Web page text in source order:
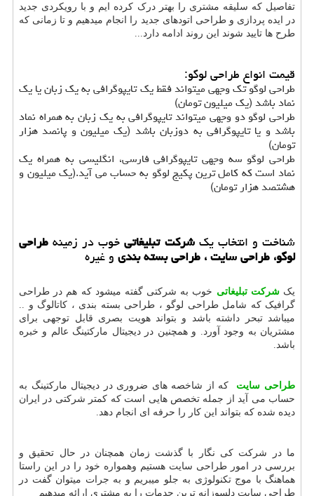
تفاصیل که سلیقه مشتری را بهتر درک کرده ایم و با رویکردی جدید
در ایده پردازی و طراحی اتودهای جدید را انجام میدهیم و تا زمانی که
طرح ها تایید شوند این روند ادامه دارد...
قیمت انواع طراحی لوگو:
طراحی لوگو تک وجهی میتواند فقط یک تایپوگرافی به یک زبان یا یک
نماد باشد (یک میلیون تومان)
طراحی لوگو دو وجهی میتواند تایپوگرافی به یک زبان به همراه نماد
باشد و یا تایپوگرافی به دوزبان باشد (یک میلیون و پانصد هزار
تومان)
طراحی لوگو سه وجهی تایپوگرافی فارسی، انگلیسی به همراه یک
نماد است که کامل ترین پکیج لوگو به حساب می آید.(یک میلیون و
هشتصد هزار تومان)
شناخت و انتخاب یکشرکت تبلیغاتیخوب در زمینهطراحی
لوگو، طراحی سایت ، طراحی بسته بندیو غیره
یکشرکت تبلیغاتی خوب به شرکتی گفته میشود که هم در طراحی
گرافیک که شامل طراحی لوگو ، طراحی بسته بندی ، کاتالوگ و ..
میباشد تبحر داشته باشد و بتواند هویت بصری قابل توجهی برای
مشتریان به وجود آورد. و همچنین در دیجیتال مارکتینگ عالم و خبره
باشد.
طراحی سایت که از شاخصه های ضروری در دیجیتال مارکتینگ به
حساب می آید از جمله تخصص هایی است که کمتر شرکتی در ایران
دیده شده که بتواند این کار را حرفه ای انجام دهد.
ما در شرکت کی نگار با گذشت زمان همچنان در حال تحقیق و
بررسی در امور طراحی سایت هستیم وهمواره خود را در این راستا
هماهنگ با موج تکنولوژی به جلو میبریم و به جرات میتوان گفت در
طراحی سایت دلسوزانه ترین حدمات را به مشتری ارائه میدهیم